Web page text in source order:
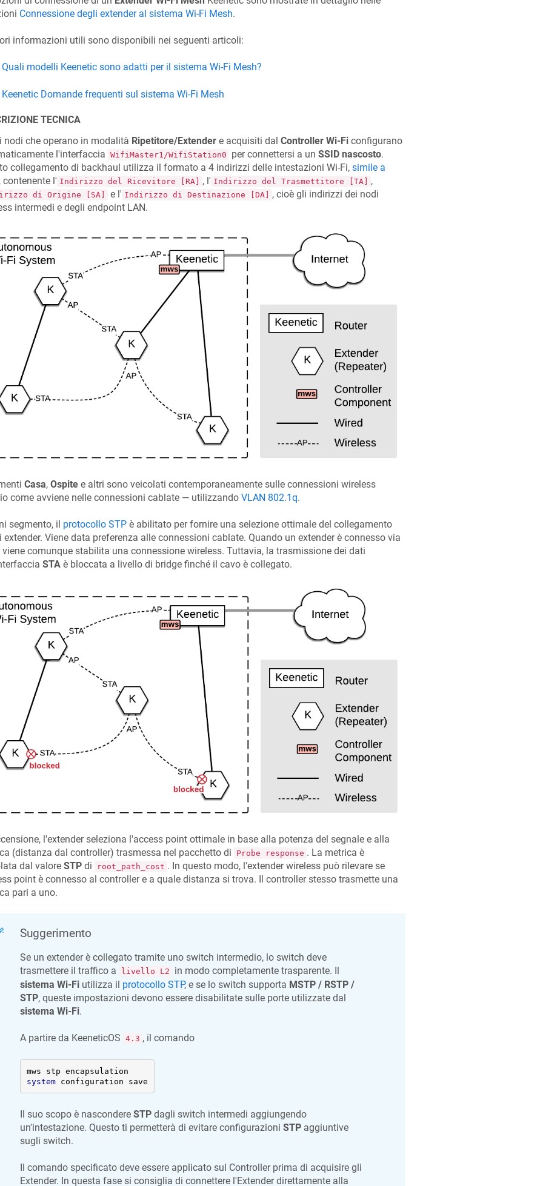
Connessione degli extender al sistema Wi-Fi Mesh.
informazioni utili sono disponibili nei seguenti articoli:
Quali modelli Keeneticsono adatti per il sistema Wi-Fi Mesh?
KeeneticDomande frequenti sul sistema Wi-Fi Mesh
TECNICA
nodi che operano in modalità Ripetitore/Extendere acquisiti dal Controller Wi-Ficonfigurano
l'interfaccia WifiMaster1/WifiStation0 per connettersi a un SSID nascosto.
collegamento di backhaul utilizza il formato a 4 indirizzi delle intestazioni Wi-Fi, simile a
, contenente l' Indirizzo del Ricevitore [RA] , l' Indirizzo del Trasmettitore [TA]
,
di Origine [SA] e l' Indirizzo di Destinazione [DA]
, cioè gli indirizzi dei nodi
intermedi e degli endpoint LAN.
Casa, Ospitee altri sono veicolati contemporaneamente sulle connessioni wireless
come avviene nelle connessioni cablate — utilizzando VLAN 802.1q.
segmento, il protocollo STPè abilitato per fornire una selezione ottimale del collegamento
extender. Viene data preferenza alle connessioni cablate. Quando un extender è connesso via
viene comunque stabilita una connessione wireless. Tuttavia, la trasmissione dei dati
STAè bloccata a livello di bridge finché il cavo è collegato.
l'extender seleziona l'access point ottimale in base alla potenza del segnale e alla
(distanza dal controller) trasmessa nel pacchetto di
Probe response . La metrica è
dal valore STPdi root_path_cost . In questo modo, l'extender wireless può rilevare se
point è connesso al controller e a quale distanza si trova. Il controller stesso trasmette una
pari a uno.
Suggerimento
Se un extender è collegato tramite uno switch intermedio, lo switch deve
trasmettere il traffico a
livello L2
in modo completamente trasparente. Il
sistema Wi-Fiutilizza il protocollo STP, e se lo switch supporta MSTP / RSTP /
STP, queste impostazioni devono essere disabilitate sulle porte utilizzate dal
sistema Wi-Fi.
A partire da KeeneticOS 4.3 , il comando
system configuration save
Il suo scopo è nascondere STPdagli switch intermedi aggiungendo
un'intestazione. Questo ti permetterà di evitare configurazioni STPaggiuntive
sugli switch.
Il comando specificato deve essere applicato sul Controller prima di acquisire gli
Extender. In questa fase si consiglia di connettere l'Extender direttamente alla